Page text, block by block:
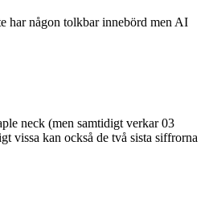
har någon tolkbar innebörd men AI
neck (men samtidigt verkar 03
vissa kan också de två sista siffrorna